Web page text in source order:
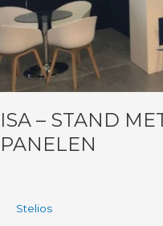
ISA – STAND
PANELEN
Stelios